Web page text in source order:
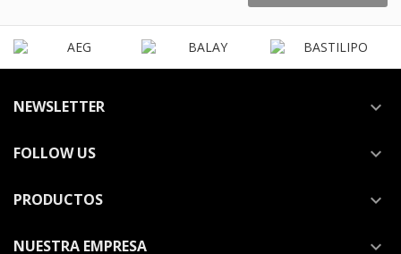
NEWSLETTER 
FOLLOW US 
PRODUCTOS 
NUESTRA EMPRESA 